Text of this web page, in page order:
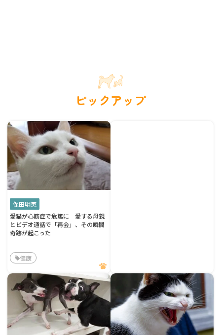
ピックアップ
保田明恵
愛猫が心筋症で危篤に 愛する母親
とビデオ通話で「再会」、その瞬間
奇跡が起こった
健康